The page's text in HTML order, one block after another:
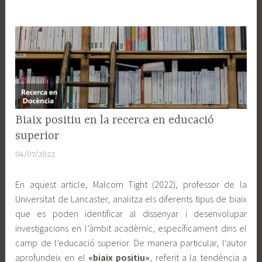
RECERCA
EN
DOCÈNCIA
Biaix positiu en la recerca en educació
superior
04/07/2022
m
i
n
En aquest article, Malcom Tight (2022), professor de la
Universitat de Lancaster, analitza els diferents tipus de biaix
que es poden identificar al dissenyar i desenvolupar
investigacions en l’àmbit acadèmic, específicament dins el
camp de l’educació superior. De manera particular, l’autor
aprofundeix en el «biaix positiu» , referit a la tendència a